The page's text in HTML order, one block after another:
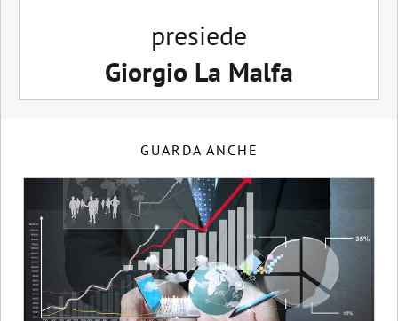
presiede
Giorgio La Malfa
GUARDA ANCHE